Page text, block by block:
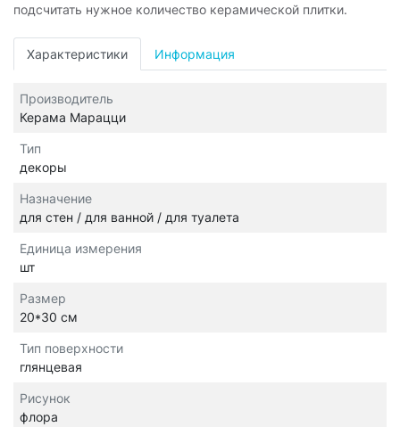
подсчитать нужное количество керамической плитки.
Характеристики Информация
Производитель
Керама Марацци
Тип
декоры
Назначение
для стен / для ванной / для туалета
Единица измерения
шт
Размер
20*30 см
Тип поверхности
глянцевая
Рисунок
флора